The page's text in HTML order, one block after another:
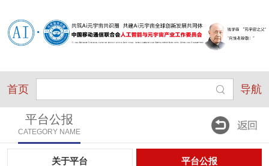
首页 导航
平台公报
CATEGORY NAME
关于平台 平台公报